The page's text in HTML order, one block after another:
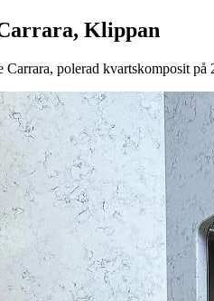
Klippan
polerad kvartskomposit